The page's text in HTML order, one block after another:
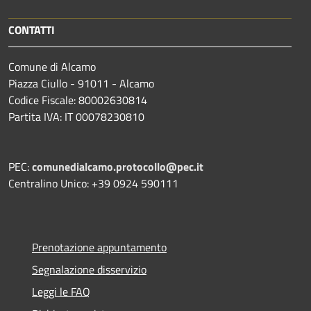
CONTATTI
Comune di Alcamo
Piazza Ciullo - 91011 - Alcamo
Codice Fiscale: 80002630814
Partita IVA: IT 00078230810
PEC:comunedialcamo.protocollo@pec.it
Centralino Unico: +39 0924 590111
Prenotazione appuntamento
Segnalazione disservizio
Leggi le FAQ